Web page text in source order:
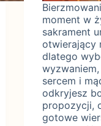
moment w
sakrament
otwierający
dlatego
sercem i
odkryjesz
propozycji,
gotowe